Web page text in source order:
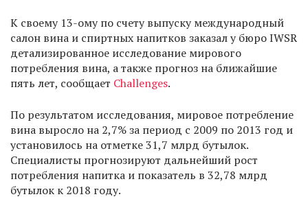
К своему 13-ому по счету выпуску международный
салон вина и спиртных напитков заказал у бюро IWSR
детализированное исследование мирового
потребления вина, а также прогноз на ближайшие
пять лет, сообщает Challenges.
По результатом исследования, мировое потребление
вина выросло на 2,7% за период с 2009 по 2013 год и
установилось на отметке 31,7 млрд бутылок.
Специалисты прогнозируют дальнейший рост
потребления напитка и показатель в 32,78 млрд
бутылок к 2018 году.